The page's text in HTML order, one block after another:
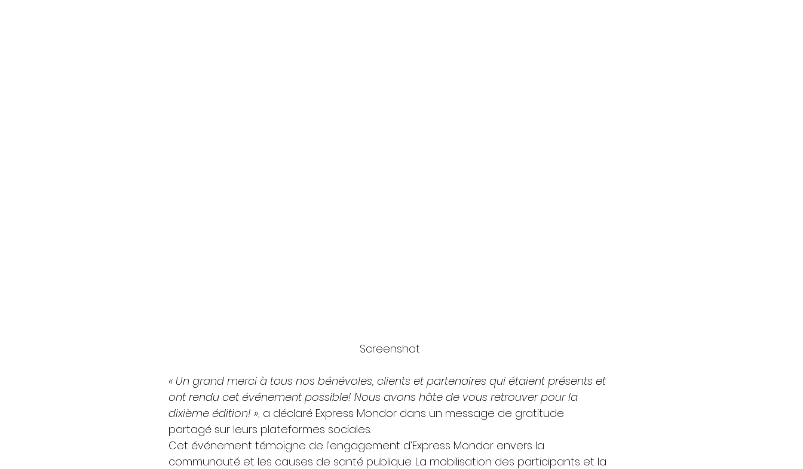
Screenshot
« Un grand merci à tous nos bénévoles, clients et partenaires qui étaient présents et
ont rendu cet événement possible! Nous avons hâte de vous retrouver pour la
dixième édition! », a déclaré Express Mondor dans un message de gratitude
partagé sur leurs plateformes sociales.
Cet événement témoigne de l’engagement d’Express Mondor envers la
communauté et les causes de santé publique. La mobilisation des participants et la